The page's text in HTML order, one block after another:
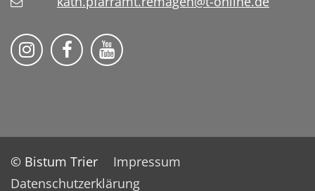
Pfarrei St. Franziskus Remagen auf
Pfarrei St. Franziskus
© Bistum Trier
Impressum
Datenschutzerklärung